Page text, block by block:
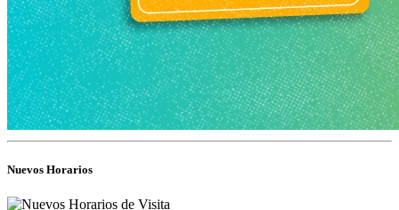
Nuevos Horarios